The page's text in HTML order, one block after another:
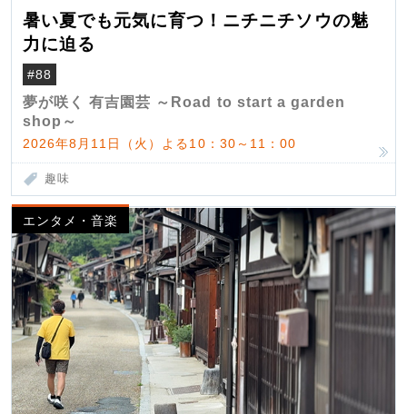
暑い夏でも元気に育つ！ニチニチソウの魅
力に迫る
#88
夢が咲く 有吉園芸 ～Road to start a garden
shop～
2026年8月11日（火）よる10：30～11：00
趣味
エンタメ・音楽